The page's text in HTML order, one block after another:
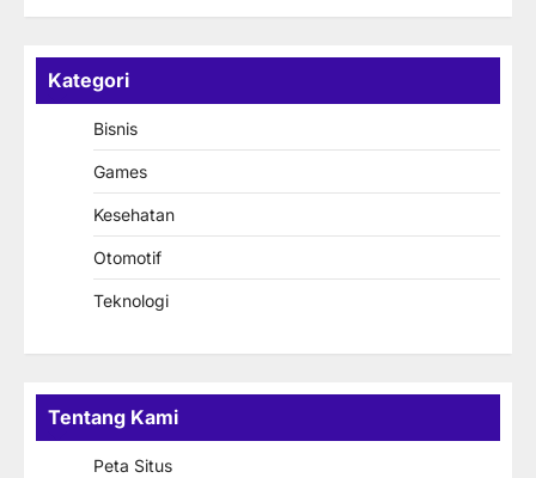
Kategori
Bisnis
Games
Kesehatan
Otomotif
Teknologi
Tentang Kami
Peta Situs